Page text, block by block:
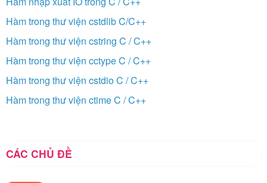
Hàm trong thư viện cstdlib C/C++
Hàm trong thư viện cstring C / C++
Hàm trong thư viện cctype C / C++
Hàm trong thư viện cstdio C / C++
Hàm trong thư viện ctime C / C++
CÁC CHỦ ĐỀ